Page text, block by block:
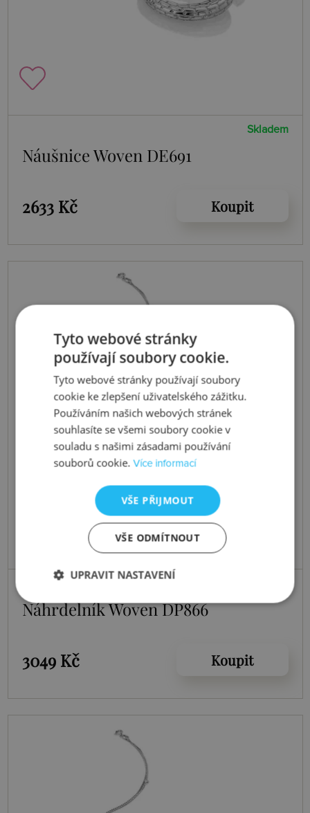
Skladem
Náušnice Woven DE691
2633 Kč Koupit
Náhrdelník Woven DP866
3049 Kč Koupit
Tyto webové stránky
používají soubory cookie.
Tyto webové stránky používají soubory
cookie ke zlepšení uživatelského zážitku.
Používáním našich webových stránek
souhlasíte se všemi soubory cookie v
souladu s našimi zásadami používání
souborů cookie.Více informací
VŠE PŘIJMOUT
VŠE ODMÍTNOUT
UPRAVIT NASTAVENÍ